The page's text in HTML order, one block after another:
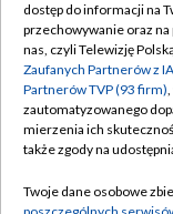
Abonament TVP
Emisja w TVP
Centrum
Naziemna
Rada
dostęp do informacji na
przechowywanie oraz
nas, czyli Telewizję
Zaufanych Partnerów z
Partnerów TVP (93 firm)
zautomatyzowanego
mierzenia ich
także zgody na
Twoje dane osobowe